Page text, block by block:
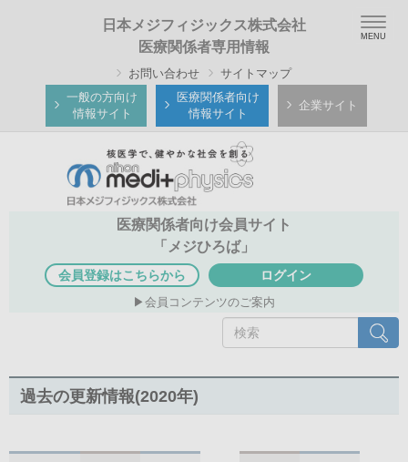
日本メジフィジックス株式会社
医療関係者専用情報
お問い合わせ
サイトマップ
一般の方向け
情報サイト
医療関係者向け
情報サイト
企業サイト
医療関係者向け会員サイト
「メジひろば」
会員登録はこちらから ログイン
会員コンテンツのご案内
索
検索
過去の更新情報(2020年)